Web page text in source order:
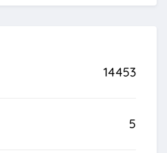
14453
5